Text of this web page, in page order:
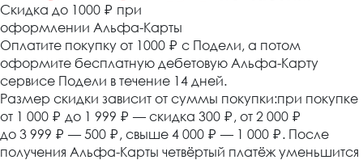
Cкидка до 1000 ₽ при
оформлении Альфа-Карты
Оплатите покупку от 1000 ₽ с Подели, а потом
оформите бесплатную дебетовую Альфа-Карту
сервисе Подели в течение 14 дней.
Размер скидки зависит от суммы покупки:при покупке
от 1 000 ₽ до 1 999 ₽ — скидка 300 ₽ , от 2 000 ₽
до 3 999 ₽ — 500 ₽ , свыше 4 000 ₽ — 1 000 ₽. После
получения Альфа-Карты четвёртый платёж уменьшится